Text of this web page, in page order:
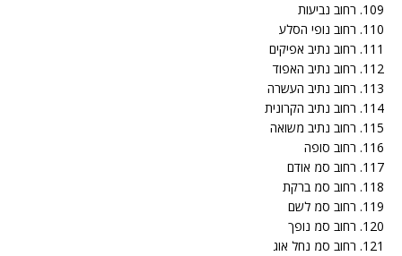
109. רחוב נביעות
110. רחוב נופי הסלע
111. רחוב נתיב אפיקים
112. רחוב נתיב האפוד
113. רחוב נתיב העשרה
114. רחוב נתיב הקרונית
115. רחוב נתיב משואה
116. רחוב סופה
117. רחוב סמ אודם
118. רחוב סמ ברקת
119. רחוב סמ לשם
120. רחוב סמ נופך
121. רחוב סמ נחל אוג